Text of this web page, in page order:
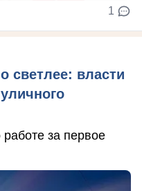
1
светлее: власти
за первое